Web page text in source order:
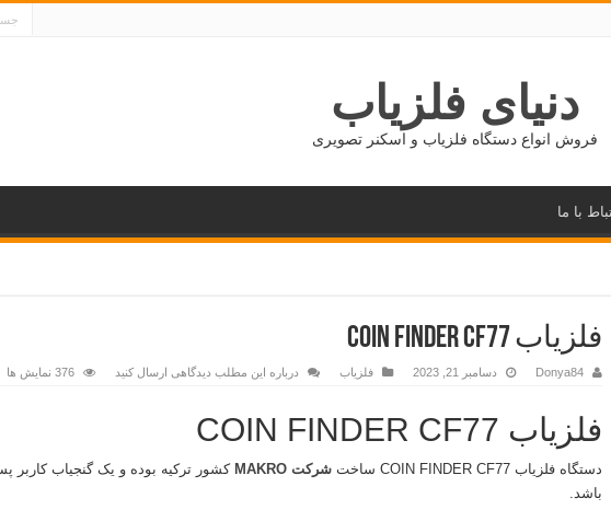
دنیای فلزیاب
فروش انواع دستگاه فلزیاب و اسکنر تصویری
با ما
فلزیاب COIN FINDER CF77
Donya84 دسامبر 21, 2023 فلزیاب درباره این مطلب دیدگاهی ارسال کنید 376 نمایش ها
فلزیاب COIN FINDER CF77
دستگاه فلزیاب COIN FINDER CF77 ساخت شرکت MAKRO
کشور ترکیه بوده و یک گنجیاب کاربر
باشد.